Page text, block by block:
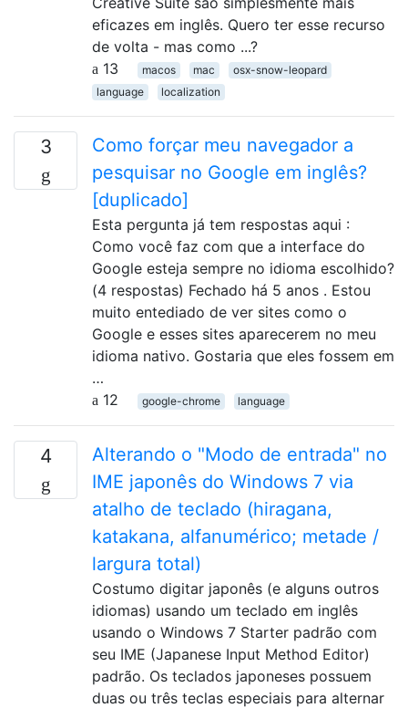
eficazes em inglês. Quero ter esse recurso
de volta - mas como ...?
13
macos mac
osx-snow-leopard
language
localization
3
Como forçar meu navegador a
pesquisar no Google em inglês?
[duplicado]
Esta pergunta já tem respostas aqui :
Como você faz com que a interface do
Google esteja sempre no idioma escolhido?
(4 respostas) Fechado há 5 anos . Estou
muito entediado de ver sites como o
Google e esses sites aparecerem no meu
idioma nativo. Gostaria que eles fossem em
…
12
google-chrome language
4
Alterando o "Modo de entrada" no
IME japonês do Windows 7 via
atalho de teclado (hiragana,
katakana, alfanumérico; metade /
largura total)
Costumo digitar japonês (e alguns outros
idiomas) usando um teclado em inglês
usando o Windows 7 Starter padrão com
seu IME (Japanese Input Method Editor)
padrão. Os teclados japoneses possuem
duas ou três teclas especiais para alternar